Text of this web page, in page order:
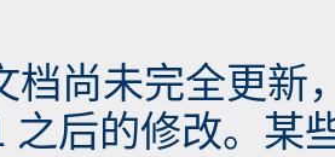
档尚未完全更新
之后的修改。某